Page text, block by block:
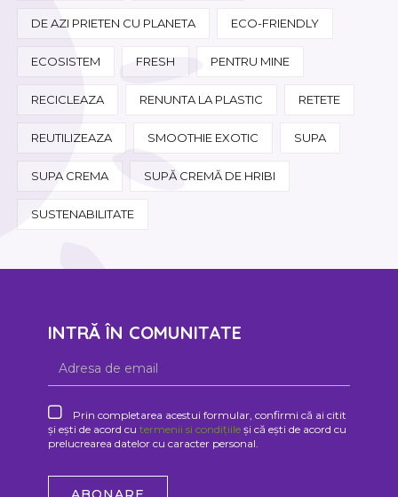
DE AZI PRIETEN CU PLANETA ECO-FRIENDLY
ECOSISTEM FRESH PENTRU MINE
RECICLEAZA RENUNTA LA PLASTIC RETETE
REUTILIZEAZA SMOOTHIE EXOTIC SUPA
SUPA CREMA SUPĂ CREMĂ DE HRIBI
SUSTENABILITATE
INTRĂ ÎN COMUNITATE
Prin completarea acestui formular, confirmi că ai citit
și ești de acord cu termenii si condițiile și că ești de acord cu
prelucrearea datelor cu caracter personal.